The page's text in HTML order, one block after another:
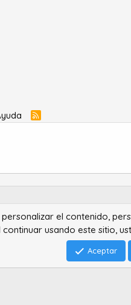
S
Community platform by
Advanced Forum Stats by
Park theme
el contenido,
continuar usando este sitio,
Aceptar